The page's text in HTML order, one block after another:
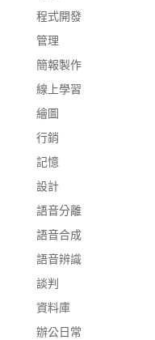
程式開發
管理
簡報製作
線上學習
繪圖
行銷
記憶
設計
語音分離
語音合成
語音辨識
談判
資料庫
辦公日常